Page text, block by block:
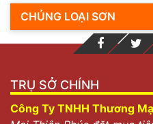
CHỦNG LOẠI SƠN
TRỤ SỞ CHÍNH
Công Ty TNHH Thương